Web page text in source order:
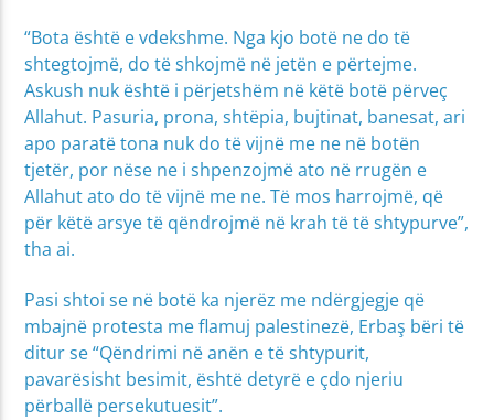
“Bota është e vdekshme. Nga kjo botë ne do të
shtegtojmë, do të shkojmë në jetën e përtejme.
Askush nuk është i përjetshëm në këtë botë përveç
Allahut. Pasuria, prona, shtëpia, bujtinat, banesat, ari
apo paratë tona nuk do të vijnë me ne në botën
tjetër, por nëse ne i shpenzojmë ato në rrugën e
Allahut ato do të vijnë me ne. Të mos harrojmë, që
për këtë arsye të qëndrojmë në krah të të shtypurve”,
tha ai.
Pasi shtoi se në botë ka njerëz me ndërgjegje që
mbajnë protesta me flamuj palestinezë, Erbaş bëri të
ditur se “Qëndrimi në anën e të shtypurit,
pavarësisht besimit, është detyrë e çdo njeriu
përballë persekutuesit”.